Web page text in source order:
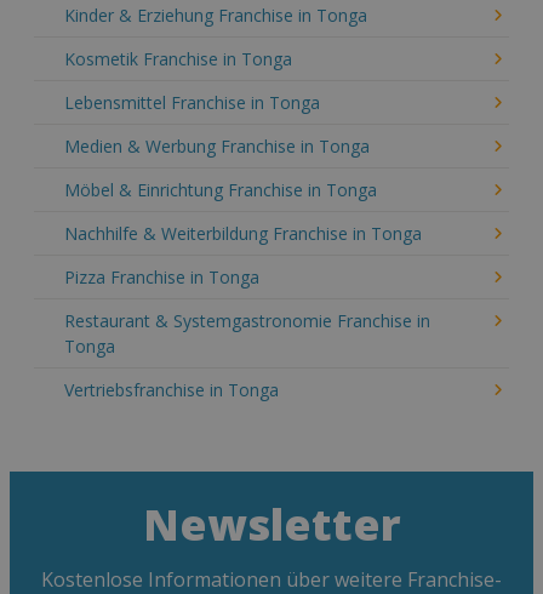
Kinder & Erziehung Franchise in Tonga
Kosmetik Franchise in Tonga
Lebensmittel Franchise in Tonga
Medien & Werbung Franchise in Tonga
Möbel & Einrichtung Franchise in Tonga
Nachhilfe & Weiterbildung Franchise in Tonga
Pizza Franchise in Tonga
Restaurant & Systemgastronomie Franchise in
Tonga
Vertriebsfranchise in Tonga
Newsletter
Kostenlose Informationen über weitere Franchise-